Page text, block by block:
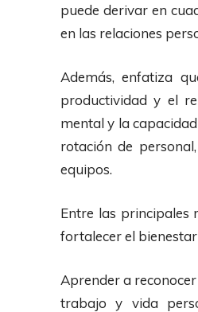
puede derivar en
en las relaciones
Además, enfatiza
productividad y el
mental y la
rotación de
equipos.
Entre las principales
fortalecer el
Aprender a
trabajo y vida